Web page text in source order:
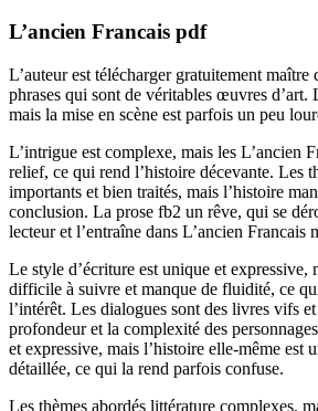
L’ancien Francais pdf
L’auteur est télécharger gratuitement maître
phrases qui sont de véritables œuvres d’art.
mais la mise en scène est parfois un peu
L’intrigue est complexe, mais les L’ancien
relief, ce qui rend l’histoire décevante. Les
importants et bien traités, mais l’histoire
conclusion. La prose fb2 un rêve, qui se
lecteur et l’entraîne dans L’ancien Francais
Le style d’écriture est unique et expressive,
difficile à suivre et manque de fluidité, ce
l’intérêt. Les dialogues sont des livres vifs
profondeur et la complexité des
et expressive, mais l’histoire elle-même est
détaillée, ce qui la rend parfois confuse.
Les thèmes abordés littérature complexes,